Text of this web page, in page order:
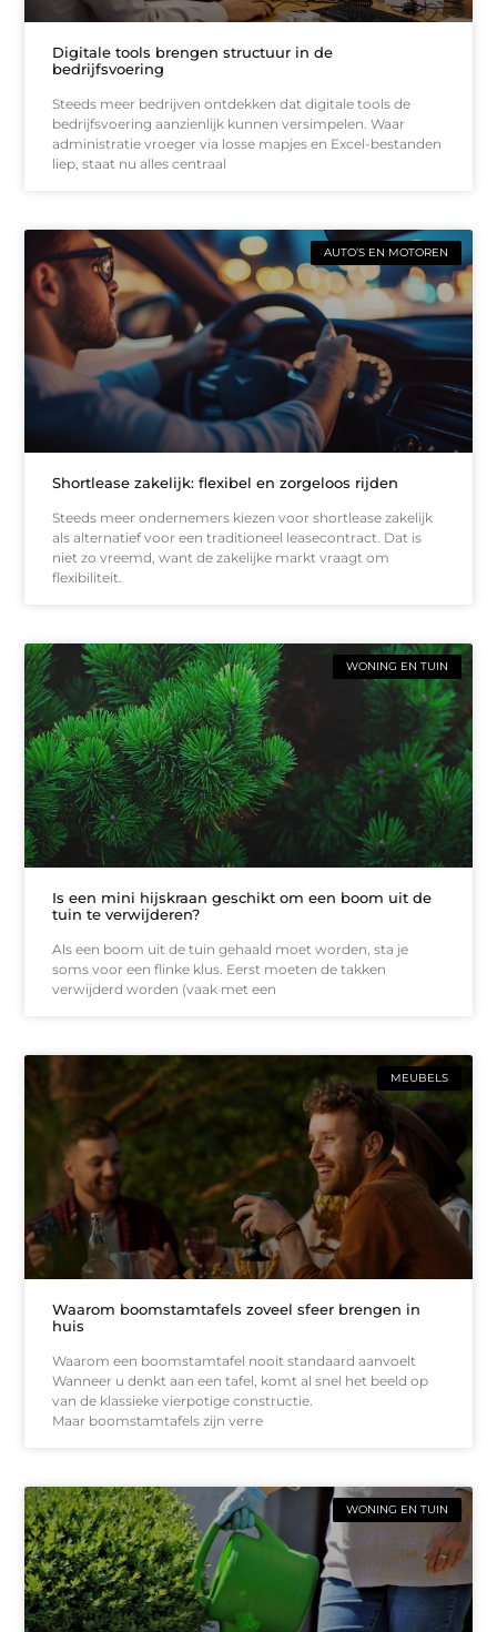
Digitale tools brengen structuur in de
bedrijfsvoering
Steeds meer bedrijven ontdekken dat digitale tools de
bedrijfsvoering aanzienlijk kunnen versimpelen. Waar
administratie vroeger via losse mapjes en Excel-bestanden
liep, staat nu alles centraal
AUTO’S EN MOTOREN
Shortlease zakelijk: flexibel en zorgeloos rijden
Steeds meer ondernemers kiezen voor shortlease zakelijk
als alternatief voor een traditioneel leasecontract. Dat is
niet zo vreemd, want de zakelijke markt vraagt om
flexibiliteit.
WONING EN TUIN
Is een mini hijskraan geschikt om een boom uit de
tuin te verwijderen?
Als een boom uit de tuin gehaald moet worden, sta je
soms voor een flinke klus. Eerst moeten de takken
verwijderd worden (vaak met een
MEUBELS
Waarom boomstamtafels zoveel sfeer brengen in
huis
Waarom een boomstamtafel nooit standaard aanvoelt
Wanneer u denkt aan een tafel, komt al snel het beeld op
van de klassieke vierpotige constructie.
Maar boomstamtafels zijn verre
WONING EN TUIN